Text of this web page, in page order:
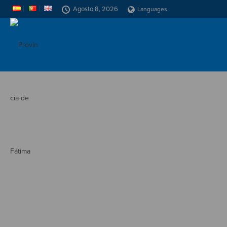
Agosto 8, 2026 Languages